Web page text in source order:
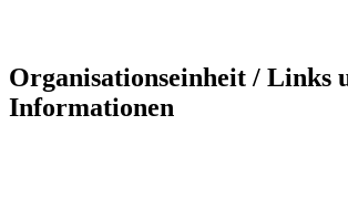
Organisationseinheit / Links
Informationen